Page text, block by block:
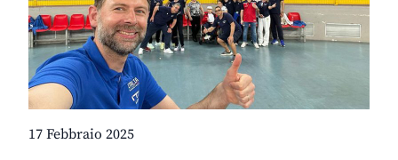
17 Febbraio 2025